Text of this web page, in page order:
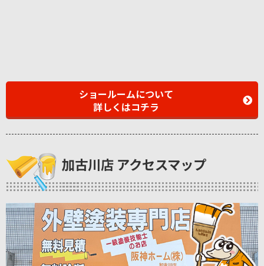
ショールームについて
詳しくはコチラ
加古川店 アクセスマップ